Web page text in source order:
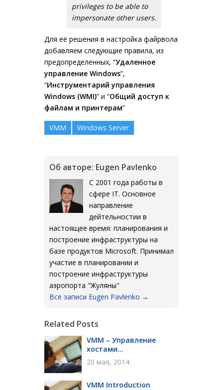
privileges to be able to
impersonate other users.
Для её решения в настройка файрвола
добавляем следующие правила, из
предопределенных, “Удаленное
управление Windows”,
“Инструментарий управления
Windows (WMI)” и “Общий доступ к
файлам и принтерам”
VMM Windows Server
Об авторе: Eugen Pavlenko
С 2001 года работы в
сфере IT. Основное
направление
дейтельностии в
настоящее время: планирования и
построение инфраструктуры на
базе продуктов Microsoft. Принимал
участие в планировании и
построение инфраструктуры
аэропорта "Жуляны"
Все записи Eugen Pavlenko →
Related Posts
VMM – Управление
хостами...
20 мая, 2014
VMM Introduction